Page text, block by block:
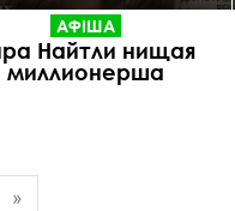
АФІША
Найтли нищая
миллионерша
»